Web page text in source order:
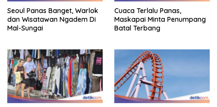
Seoul Panas Banget, Warlok
dan Wisatawan Ngadem Di
Mal-Sungai
Cuaca Terlalu Panas,
Maskapai Minta Penumpang
Batal Terbang